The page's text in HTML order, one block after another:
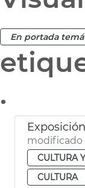
En portada
.
modificado
CULTURA
CULTURA